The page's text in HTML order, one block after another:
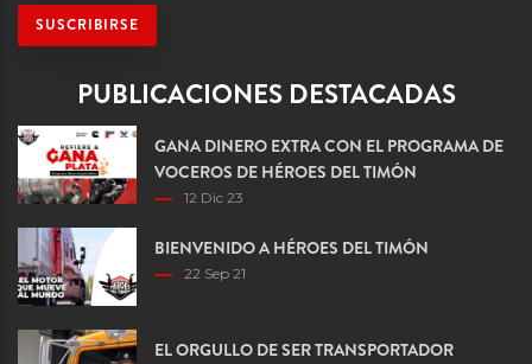
PUBLICACIONES DESTACADAS
GANA DINERO EXTRA CON EL PROGRAMA DE
VOCEROS DE HÉROES DEL TIMÓN
12 Dic 23
BIENVENIDO A HÉROES DEL TIMÓN
22 Sep 21
EL ORGULLO DE SER TRANSPORTADOR